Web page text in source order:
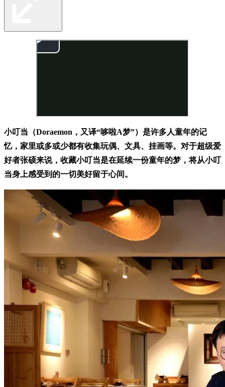
小叮当（Doraemon，又译“哆啦A梦”）是许多人童年的记
忆，家里或多或少都有收集玩偶、文具、挂画等。对于超级爱
好者张硕来说，收藏小叮当是在延续一份童年的梦，将从小叮
当身上感受到的一切美好留于心间。